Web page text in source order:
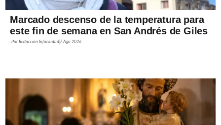
Marcado descenso de la temperatura para
este fin de semana en San Andrés de Giles
PorRedacción Infociudad 7 Ago 2026